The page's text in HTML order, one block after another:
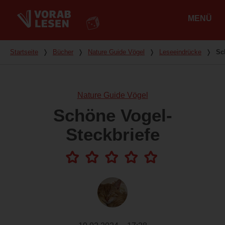
MENÜ
Du bist hier
Startseite ❭ Bücher ❭ Nature Guide Vögel ❭ Leseeindrücke ❭
Nature Guide Vögel
Schöne Vogel-
Steckbriefe